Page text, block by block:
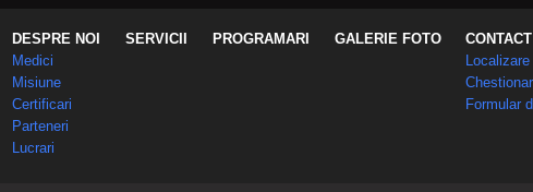
DESPRE NOI
Medici
Misiune
Certificari
Parteneri
Lucrari
SERVICII PROGRAMARI GALERIE FOTO
CONTACT
Formular